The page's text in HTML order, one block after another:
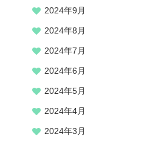
2024年9月
2024年8月
2024年7月
2024年6月
2024年5月
2024年4月
2024年3月